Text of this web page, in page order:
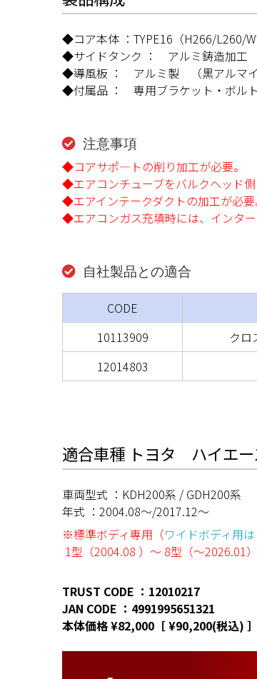
◆コア本体 ：TYPE16（H266/L260/
◆サイドタンク ： アルミ鋳造加工
◆導風板 ： アルミ製 （黒アルマイ
◆付属品 ： 専用ブラケット・ボル
注意事項
◆コアサポ―トの削り加工が必要。
◆エアコンチューブをバルクヘッド側
◆エアインテークダクトの加工が必要
◆エアコンガス充填時には、インタ
自社製品との適合
CODE
10113909
ク
12014803
適合車種 トヨタ ハイエー
車両型式 ：KDH200系 / GDH200系
年式 ：2004.08～/2017.12～
※標準ボディ専用（ワイドボディ用
1型（2004.08 ）～ 8型（～2026.01
TRUST CODE ：12010217
JAN CODE ：4991995651321
本体価格 ¥82,000［ ¥90,200(税込) ］